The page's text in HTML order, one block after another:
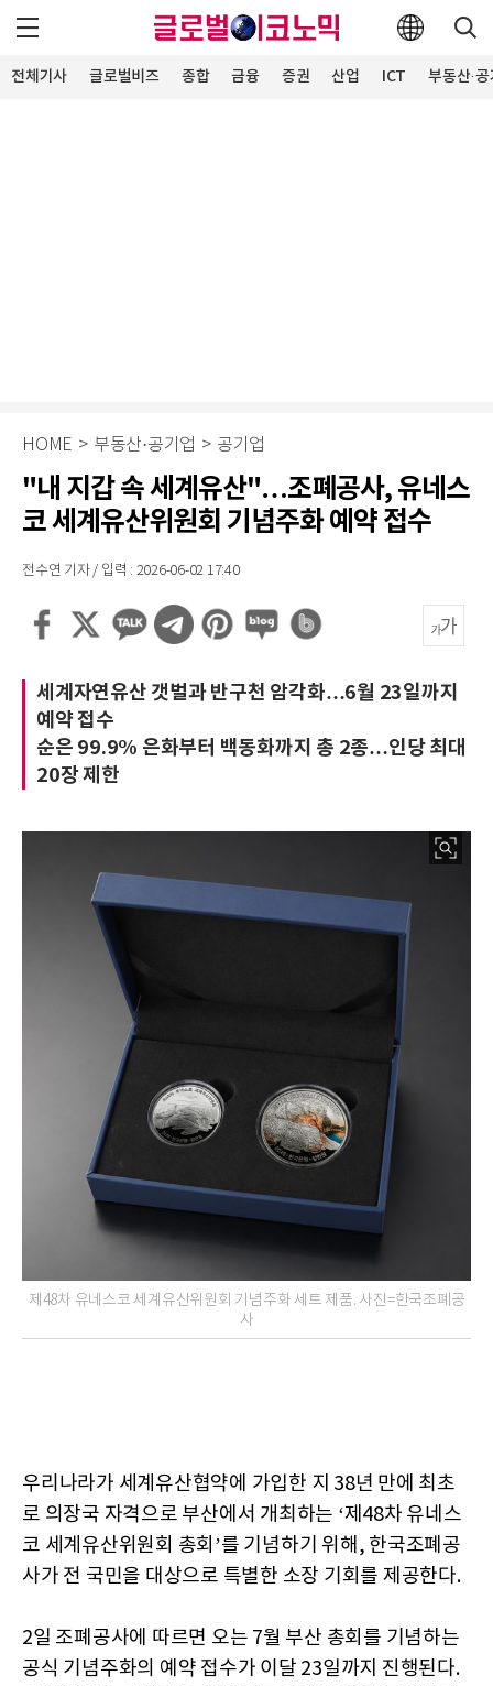
전체기사 글로벌비즈 종합 금융 증권 산업 ICT 부동산·
HOME > 부동산·공기업 > 공기업
"내 지갑 속 세계유산"…조폐공사, 유네스
코 세계유산위원회 기념주화 예약 접수
전수연 기자 / 입력 : 2026-06-02 17:40
세계자연유산 갯벌과 반구천 암각화…6월 23일까지
예약 접수
순은 99.9% 은화부터 백동화까지 총 2종…인당 최대
20장 제한
제48차 유네스코 세계유산위원회 기념주화 세트 제품. 사진=한국조폐공
사
우리나라가 세계유산협약에 가입한 지 38년 만에 최초
로 의장국 자격으로 부산에서 개최하는 ‘제48차 유네스
코 세계유산위원회 총회’를 기념하기 위해, 한국조폐공
사가 전 국민을 대상으로 특별한 소장 기회를 제공한다.
2일 조폐공사에 따르면 오는 7월 부산 총회를 기념하는
공식 기념주화의 예약 접수가 이달 23일까지 진행된다.